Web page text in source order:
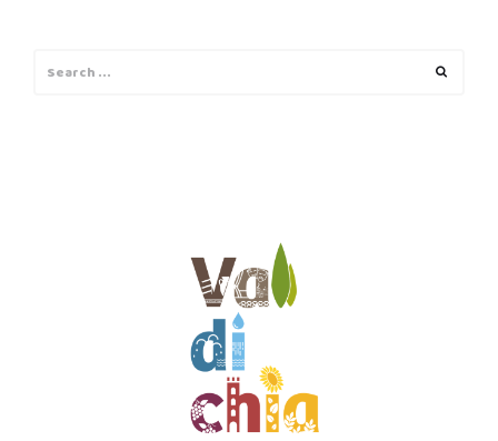
for: